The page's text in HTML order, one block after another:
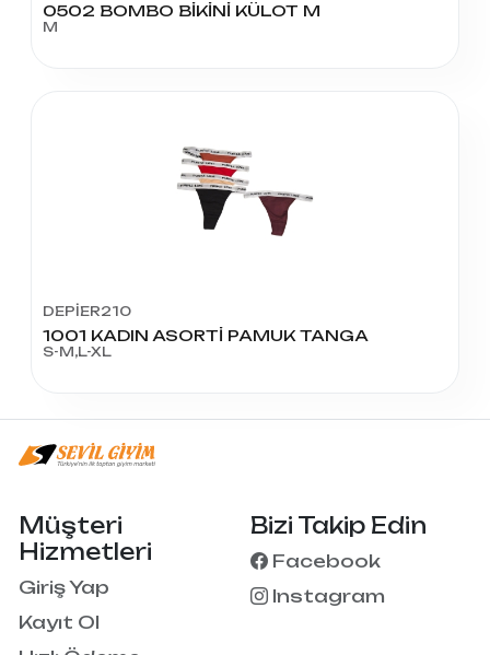
0502 BOMBO BİKİNİ KÜLOT M
M
DEPİER210
1001 KADIN ASORTİ PAMUK TANGA
S-M,L-XL
Müşteri
Hizmetleri
Giriş Yap
Kayıt Ol
Bizi Takip Edin
Facebook
Instagram